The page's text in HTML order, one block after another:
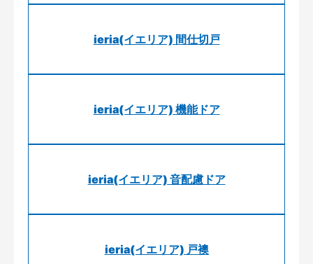
ieria(イエリア) 間仕切戸
ieria(イエリア) 機能ドア
ieria(イエリア) 音配慮ドア
ieria(イエリア) 戸襖